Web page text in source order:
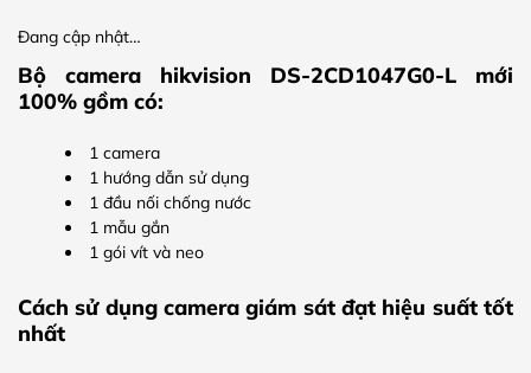
Đang cập nhật…
Bộ camera hikvision DS-2CD1047G0-L mới
100% gồm có:
1 camera
1 hướng dẫn sử dụng
1 đầu nối chống nước
1 mẫu gắn
1 gói vít và neo
Cách sử dụng camera giám sát đạt hiệu suất tốt
nhất